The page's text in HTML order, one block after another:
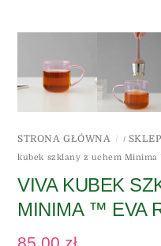
STRONA GŁÓWNA / SKLEP
kubek szklany z uchem Minima
VIVA KUBEK
MINIMA ™ EVA